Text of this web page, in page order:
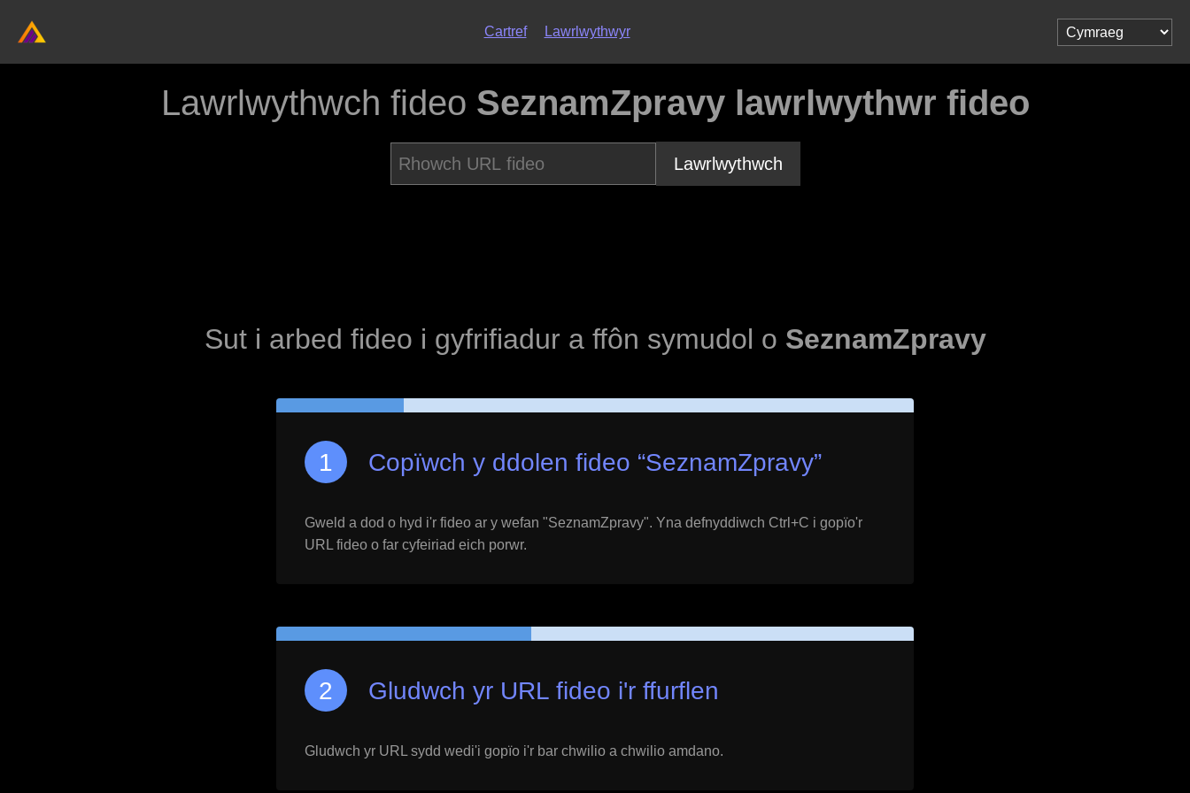
Cartref Lawrlwythwyr
Lawrlwythwch fideo SeznamZpravy lawrlwythwr fideo
Lawrlwythwch
Sut i arbed fideo i gyfrifiadur a ffôn symudol o SeznamZpravy
Copïwch y ddolen fideo “SeznamZpravy”
Gweld a dod o hyd i'r fideo ar y wefan "SeznamZpravy". Yna defnyddiwch Ctrl+C i gopïo'r
URL fideo o far cyfeiriad eich porwr.
Gludwch yr URL fideo i'r ffurflen
Gludwch yr URL sydd wedi'i gopïo i'r bar chwilio a chwilio amdano.